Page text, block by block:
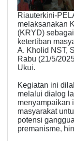
Riauterkini-
melaksanakan
(KRYD)
ketertiban
A. Kholid NST,
Rabu (21/5/
Ukui.
Kegiatan ini
melalui dialog
menyampaikan
masyarakat
potensi
premanisme,